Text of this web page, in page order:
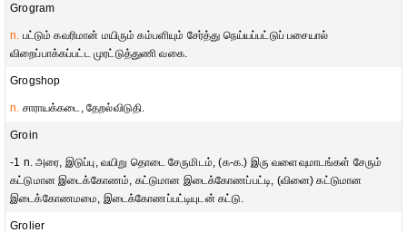
Grogram
n. பட்டும் கவரிமான் மயிரும் கம்பளியும் சேர்த்து நெய்யப்பட்டுப் பசையால்
விறைப்பாக்கப்பட்ட முரட்டுத்துணி வகை.
Grogshop
n. சாராயக்கடை, தேறல்விடுதி.
Groin
-1 n. அரை, இடுப்பு, வயிறு தொடை சேருமிடம், (க-க.) இரு வளைவுமாடங்கள் சேரும்
கட்டுமான இடைக்கோணம், கட்டுமான இடைக்கோணப்பட்டி, (வினை) கட்டுமான
இடைக்கோணமமை, இடைக்கோணப்பட்டியுடன் கட்டு.
Grolier